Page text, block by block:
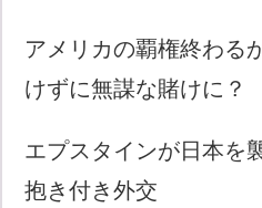
アメリカの覇権終わる
けずに無謀な賭けに？
エプスタインが日本を
抱き付き外交